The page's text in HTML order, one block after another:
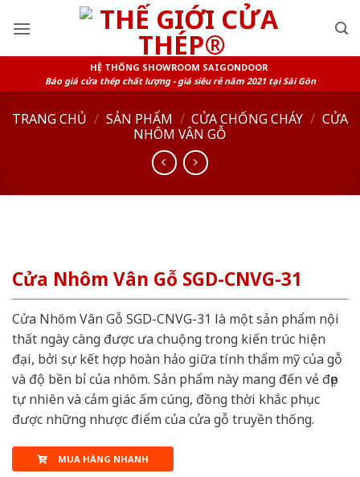
HỆ THỐNG SHOWROOM SAIGONDOOR
Báo giá cửa thép chất lượng - giá siêu rẻ năm 2021 tại Sài Gòn
TRANG CHỦ / SẢN PHẨM / CỬA CHỐNG CHÁY / CỬA
NHÔM VÂN GỖ
Cửa Nhôm Vân Gỗ SGD-CNVG-31
Cửa Nhôm Vân Gỗ SGD-CNVG-31 là một sản phẩm nội
thất ngày càng được ưa chuộng trong kiến trúc hiện
đại, bởi sự kết hợp hoàn hảo giữa tính thẩm mỹ của gỗ
và độ bền bỉ của nhôm. Sản phẩm này mang đến vẻ đẹp
tự nhiên và cảm giác ấm cúng, đồng thời khắc phục
được những nhược điểm của cửa gỗ truyền thống.
MUA HÀNG NHANH